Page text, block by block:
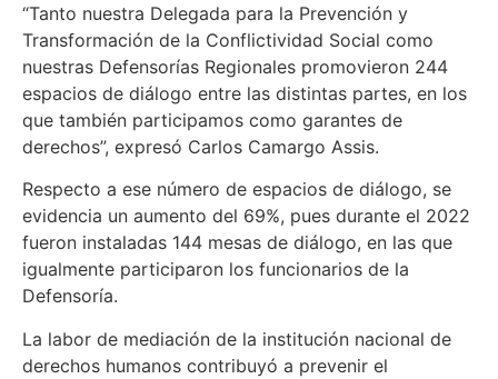
“Tanto nuestra Delegada para la Prevención y
Transformación de la Conflictividad Social como
nuestras Defensorías Regionales promovieron 244
espacios de diálogo entre las distintas partes, en los
que también participamos como garantes de
derechos”, expresó Carlos Camargo Assis.
Respecto a ese número de espacios de diálogo, se
evidencia un aumento del 69%, pues durante el 2022
fueron instaladas 144 mesas de diálogo, en las que
igualmente participaron los funcionarios de la
Defensoría.
La labor de mediación de la institución nacional de
derechos humanos contribuyó a prevenir el